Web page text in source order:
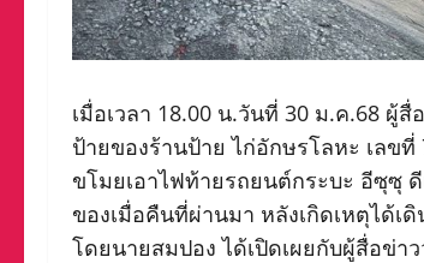
เมื่อเวลา 18.00 น.วันที่ 30 ม.ค.68 ผู้
ป้ายของร้านป้าย ไก่อักษรโลหะ เลข
ขโมยเอาไฟท้ายรถยนต์กระบะ อีซุซุ
ของเมื่อคืนที่ผ่านมา หลังเกิดเหตุได้
โดยนายสมปอง ได้เปิดเผยกับผู้สื่อข่า